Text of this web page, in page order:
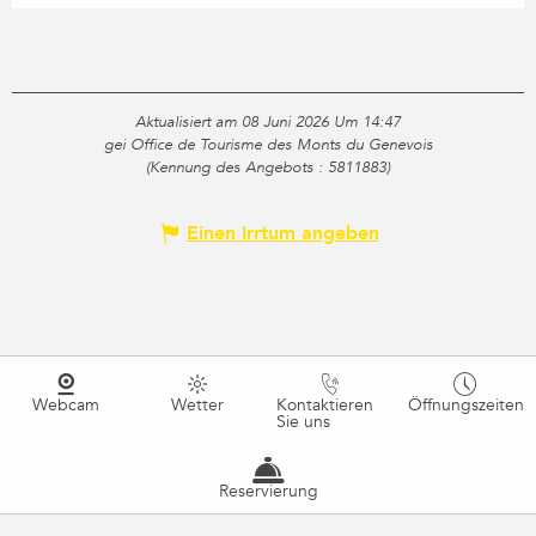
Aktualisiert am 08 Juni 2026 Um 14:47
gei Office de Tourisme des Monts du Genevois
(Kennung des Angebots : 5811883)
Einen Irrtum angeben
Webcam Wetter Kontaktieren
Sie uns
Öffnungszeiten
Reservierung